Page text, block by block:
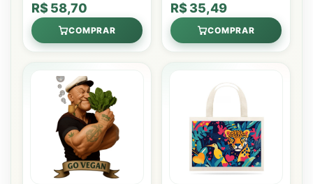
R$ 58,70
COMPRAR
R$ 35,49
COMPRAR